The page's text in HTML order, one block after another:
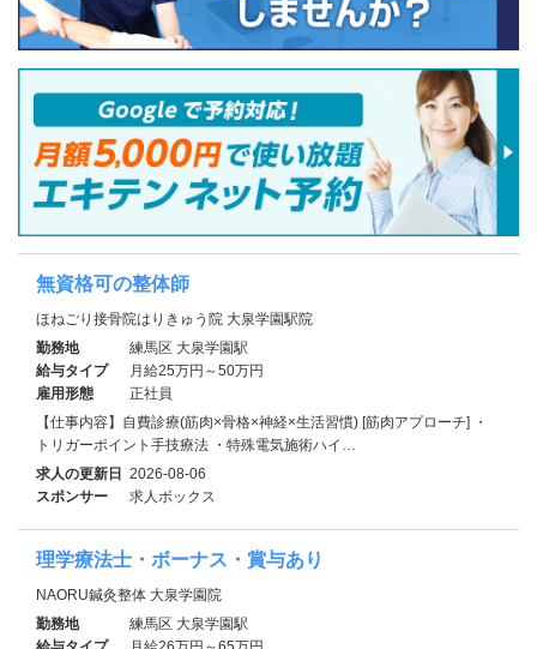
無資格可の整体師
ほねごり接骨院はりきゅう院 大泉学園駅院
勤務地
練馬区 大泉学園駅
給与タイプ
月給25万円～50万円
雇用形態
正社員
【仕事内容】自費診療(筋肉×骨格×神経×生活習慣) [筋肉アプローチ] ・
トリガーポイント手技療法 ・特殊電気施術ハイ…
求人の更新日 2026-08-06
スポンサー
求人ボックス
理学療法士・ボーナス・賞与あり
NAORU鍼灸整体 大泉学園院
勤務地
練馬区 大泉学園駅